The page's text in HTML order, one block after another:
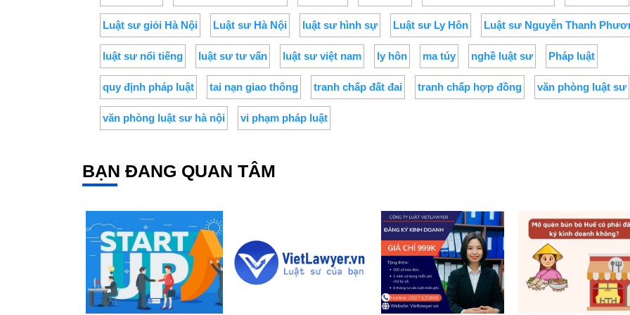
Luật sư giỏi Hà Nội Luật sư Hà Nội luật sư hình sự Luật sư Ly Hôn Luật sư Nguyễn Thanh
luật sư nổi tiếng luật sư tư vấn luật sư việt nam ly hôn ma túy nghề luật sư Pháp luật
quy định pháp luật tai nạn giao thông tranh chấp đất đai tranh chấp hợp đồng văn phòng luật sư
văn phòng luật sư hà nội vi phạm pháp luật
BẠN ĐANG QUAN TÂM